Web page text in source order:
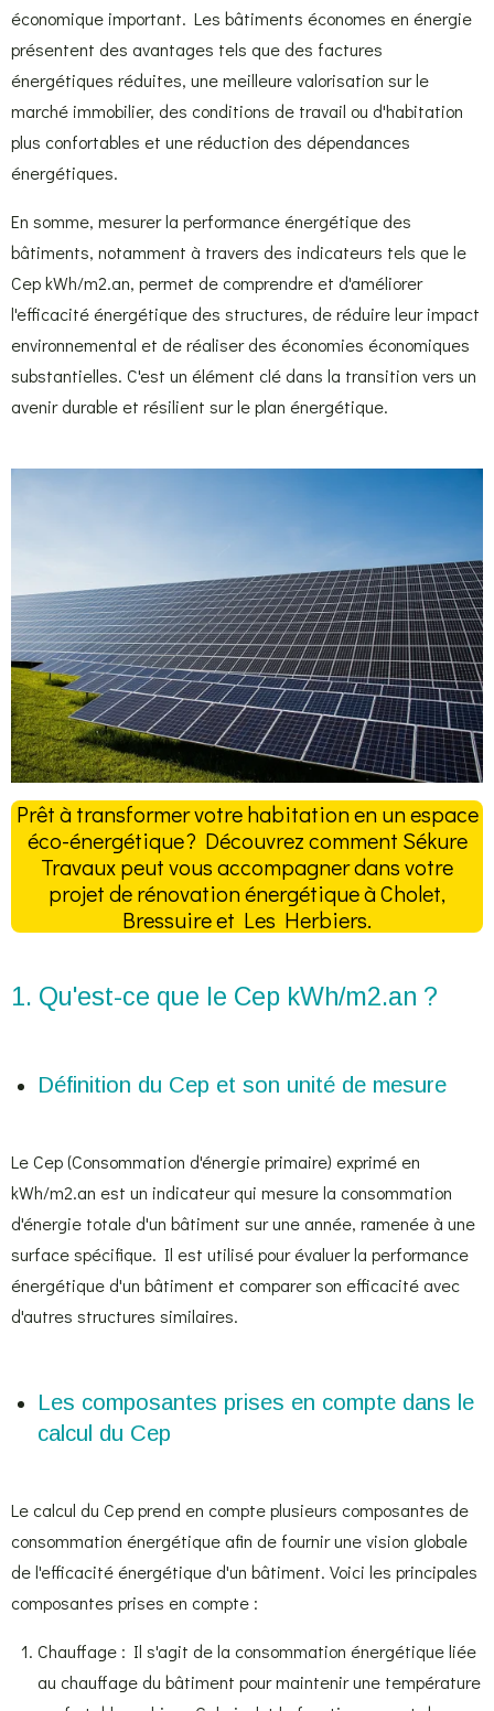
économique important. Les bâtiments économes en énergie
présentent des avantages tels que des factures
énergétiques réduites, une meilleure valorisation sur le
marché immobilier, des conditions de travail ou d'habitation
plus confortables et une réduction des dépendances
énergétiques.
En somme, mesurer la performance énergétique des
bâtiments, notamment à travers des indicateurs tels que le
Cep kWh/m2.an, permet de comprendre et d'améliorer
l'efficacité énergétique des structures, de réduire leur impact
environnemental et de réaliser des économies économiques
substantielles. C'est un élément clé dans la transition vers un
avenir durable et résilient sur le plan énergétique.
Prêt à transformer votre habitation en un espace
éco-énergétique ? Découvrez comment Sékure
Travaux peut vous accompagner dans votre
projet de rénovation énergétique à Cholet,
Bressuire et Les Herbiers.
1. Qu'est-ce que le Cep kWh/m2.an ?
Définition du Cep et son unité de mesure
Le Cep (Consommation d'énergie primaire) exprimé en
kWh/m2.an est un indicateur qui mesure la consommation
d'énergie totale d'un bâtiment sur une année, ramenée à une
surface spécifique. Il est utilisé pour évaluer la performance
énergétique d'un bâtiment et comparer son efficacité avec
d'autres structures similaires.
Les composantes prises en compte dans le
calcul du Cep
Le calcul du Cep prend en compte plusieurs composantes de
consommation énergétique afin de fournir une vision globale
de l'efficacité énergétique d'un bâtiment. Voici les principales
composantes prises en compte :
Chauffage : Il s'agit de la consommation énergétique liée
au chauffage du bâtiment pour maintenir une température